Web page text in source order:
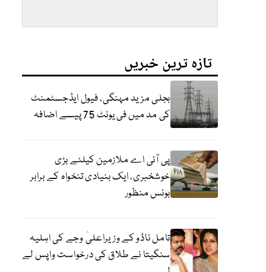
تازہ ترین خبریں
بجلی مزید مہنگی، فیول ایڈجسٹمنٹ
کی مد میں فی یونٹ 75 پیسے اضافہ
پی آئی اے ملازمین کیلئے بڑی
خوشخبری، ایک بنیادی تنخواہ کے برابر
بونس منظور
تامل ناڈو کے وزیراعلیٰ وجے کی اہلیہ
سنگیتا نے طلاق کی درخواست واپس لے